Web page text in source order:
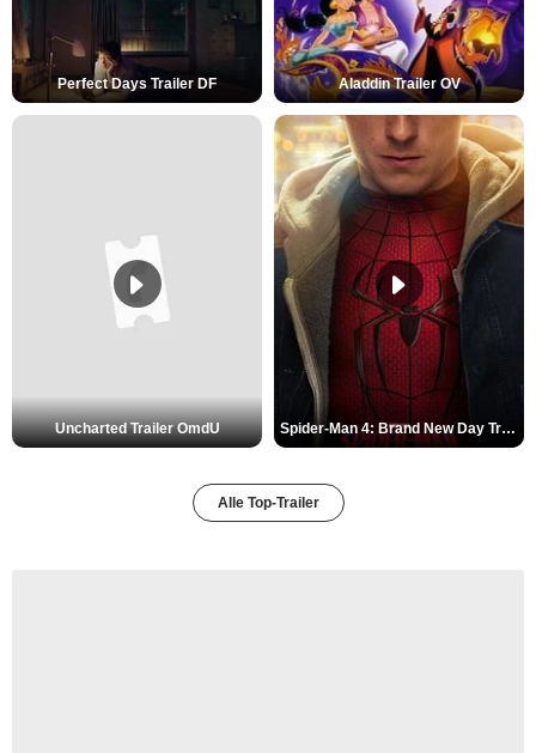
Perfect Days Trailer DF Aladdin Trailer OV
Uncharted Trailer OmdU Spider-Man 4: Brand New Day Trailer (3) DF
Alle Top-Trailer